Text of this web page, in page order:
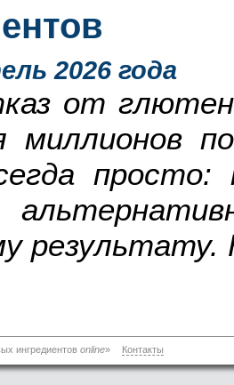
2026 года
от
миллионов
просто:
результату.
ингредиентов online» Контакты